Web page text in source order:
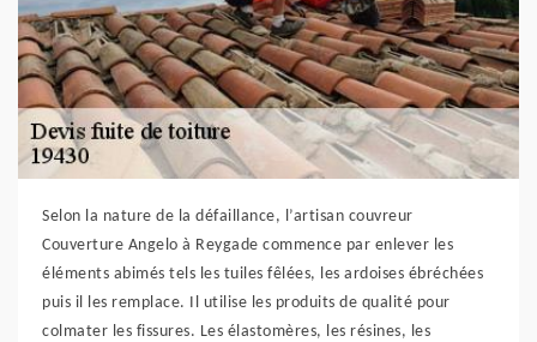
Selon la nature de la défaillance, l’artisan couvreur
Couverture Angelo à Reygade commence par enlever les
éléments abimés tels les tuiles fêlées, les ardoises ébréchées
puis il les remplace. Il utilise les produits de qualité pour
colmater les fissures. Les élastomères, les résines, les